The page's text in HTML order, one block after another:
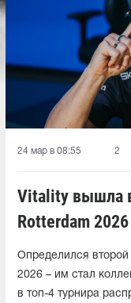
24 мар в 08:55 2
Vitality вышла
Rotterdam 2026
Определился
2026 – им стал
в топ-4 турнира